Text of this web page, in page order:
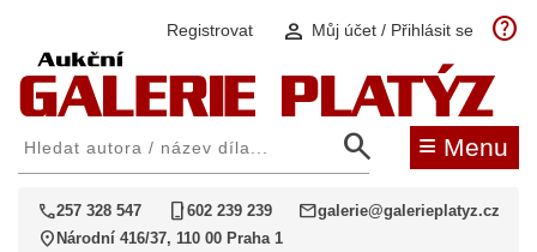
Registrovat person Můj účet / Přihlásit se help
search ≡ Menu
call257 328 547 phone_iphone602 239 239 mailgalerie@galerieplatyz.cz
location_on Národní 416/37, 110 00 Praha 1